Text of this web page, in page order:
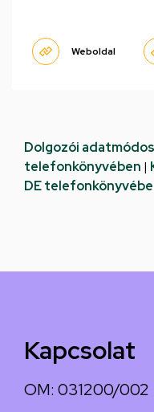
Weboldal
Dolgozói
telefonkönyvében |
DE
Kapcsolat
OM: 031200/002